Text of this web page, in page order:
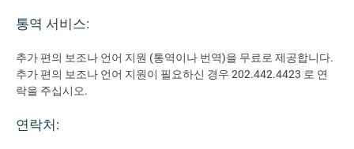
통역 서비스:
추가 편의 보조나 언어 지원 (통역이나 번역)을 무료로 제공합니다.
추가 편의 보조나 언어 지원이 필요하신 경우 202.442.4423 로 연
락을 주십시오.
연락처: